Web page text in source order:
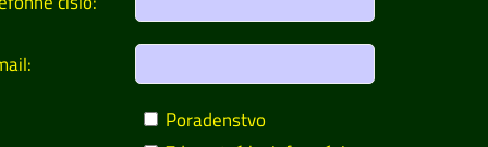
Poradenstvo